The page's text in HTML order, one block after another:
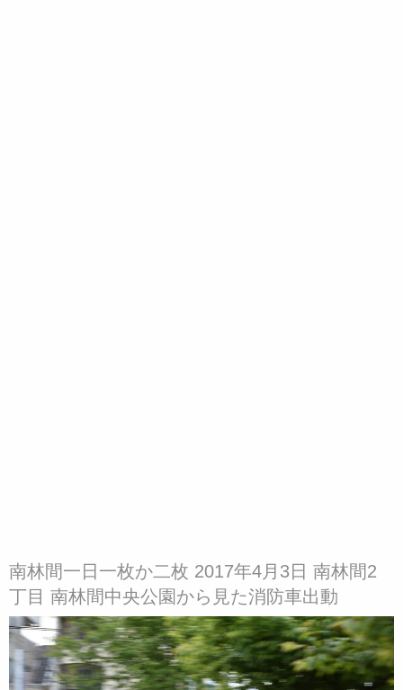
南林間一日一枚か二枚 2017年4月3日 南林間2
丁目 南林間中央公園から見た消防車出動